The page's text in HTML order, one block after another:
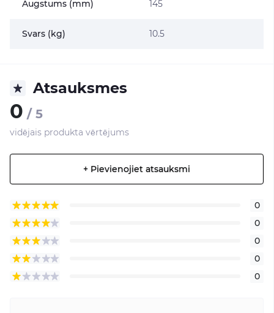
Augstums (mm) 145
Svars (kg) 10.5
Atsauksmes
0 / 5
vidējais produkta vērtējums
+ Pievienojiet atsauksmi
0
0
0
0
0